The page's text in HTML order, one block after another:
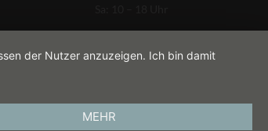
der Nutzer anzuzeigen. Ich bin damit
MEHR